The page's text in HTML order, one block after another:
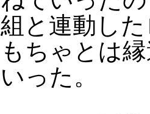
組と連動し
もちゃとは
いった。